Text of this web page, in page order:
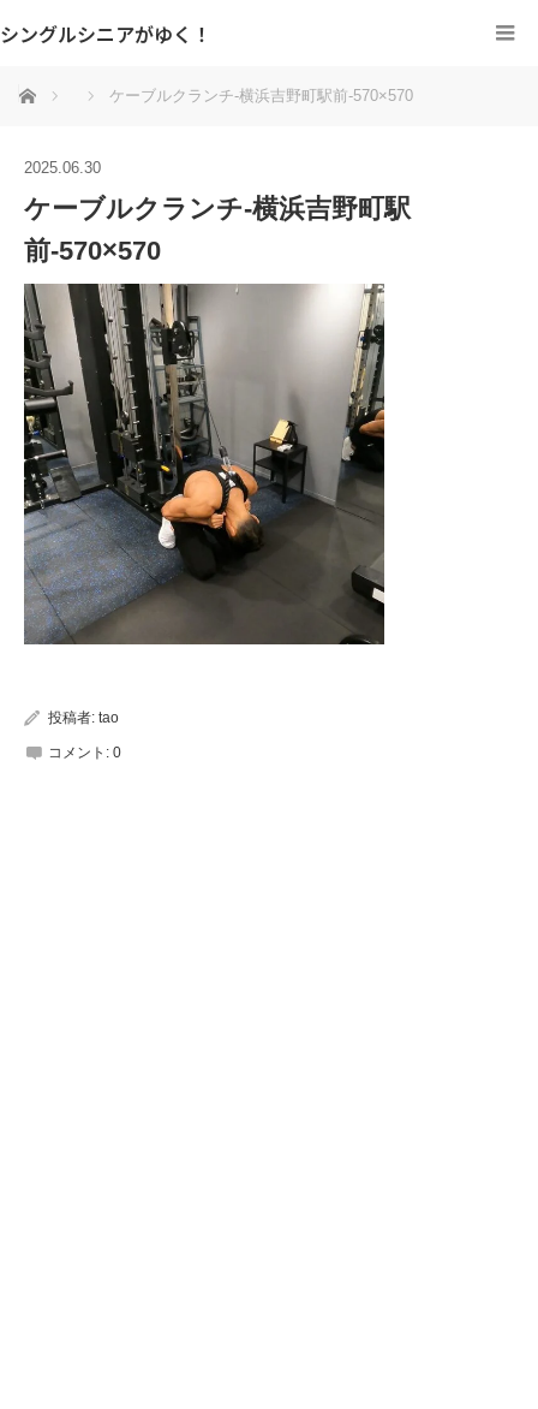
シングルシニアがゆく！
ホーム ケーブルクランチ-横浜吉野町駅前-570×570
2025.06.30
ケーブルクランチ-横浜吉野町駅
前-570×570
投稿者: tao
コメント: 0